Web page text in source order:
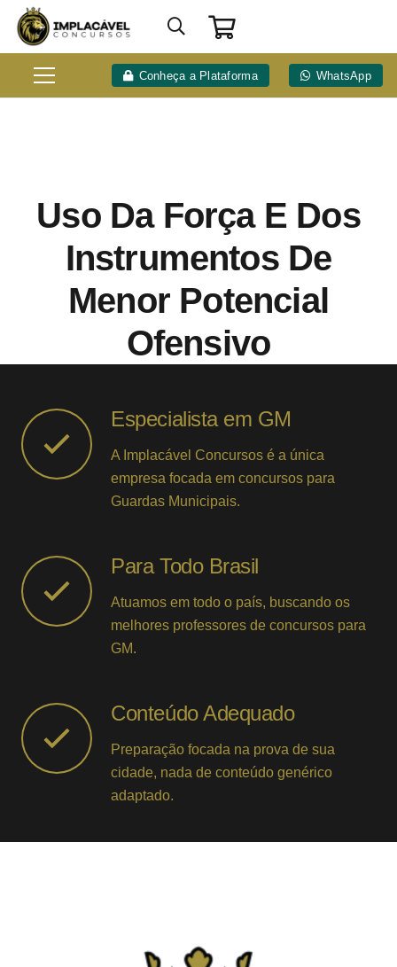
Conheça a Plataforma WhatsApp
Uso Da Força E Dos
Instrumentos De
Menor Potencial
Ofensivo
Especialista em GM
A Implacável Concursos é a única
empresa focada em concursos para
Guardas Municipais.
Para Todo Brasil
Atuamos em todo o país, buscando os
melhores professores de concursos para
GM.
Conteúdo Adequado
Preparação focada na prova de sua
cidade, nada de conteúdo genérico
adaptado.